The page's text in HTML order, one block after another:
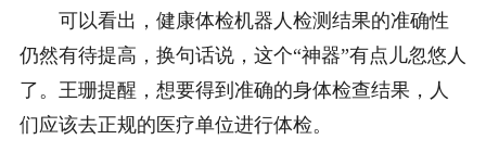
可以看出，健康体检机器人检测结果的准确性
仍然有待提高，换句话说，这个“神器”有点儿忽悠人
了。王珊提醒，想要得到准确的身体检查结果，人
们应该去正规的医疗单位进行体检。